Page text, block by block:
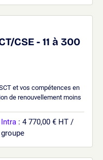
CSE - 11 à 300
et vos compétences en
de renouvellement moins
Intra : 4 770,00 € HT /
groupe